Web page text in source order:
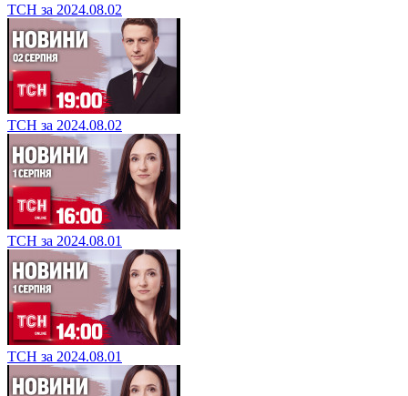
ТСН за 2024.08.02
ТСН за 2024.08.02
ТСН за 2024.08.01
ТСН за 2024.08.01